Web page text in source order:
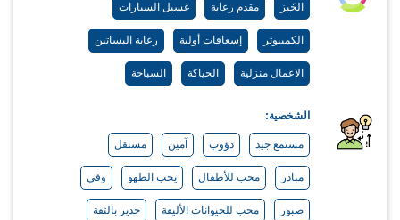
الخَبز مقدم رعاية غسيل السيارات
الكمبيوتر إسعافات أولية رعاية البساتين
الاعمال منزلية الحياكة السباحة
الشخصية:
مستمع جيد دؤوب آمين مستقل
مبادر محب للأطفال يحب الطهو وفي
صبور محب للحيوانات الأليفة جدير بالثقة